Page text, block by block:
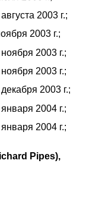
2003 г.;
2003 г.;
2003 г.;
2003 г.;
2003 г.;
2004 г.;
2004 г.;
Pipes),